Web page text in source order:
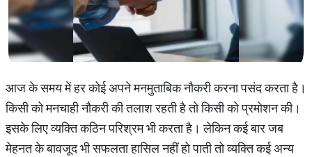
आज के समय में हर कोई अपने मनमुताबिक नौकरी करना पसंद करता है।
किसी को मनचाही नौकरी की तलाश रहती है तो किसी को प्रमोशन की।
इसके लिए व्यक्ति कठिन परिश्रम भी करता है। लेकिन कई बार जब
मेहनत के बावजूद भी सफलता हासिल नहीं हो पाती तो व्यक्ति कई अन्य